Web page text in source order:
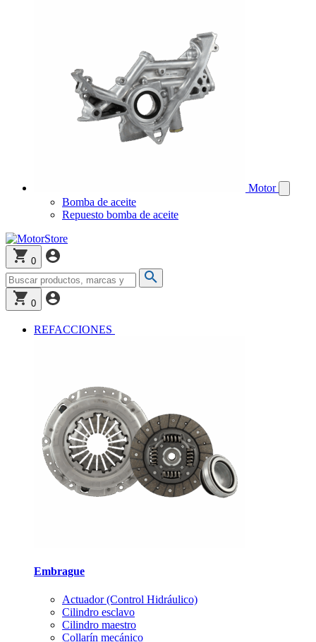
Motor
Bomba de aceite
Repuesto bomba de aceite
0
0
REFACCIONES
Embrague
Actuador (Control Hidráulico)
Cilindro esclavo
Cilindro maestro
Collarín mecánico